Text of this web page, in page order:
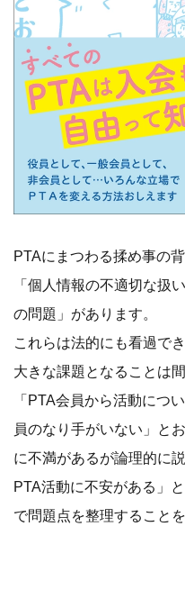
PTAにまつわる揉め事の
「個人情報の不適切な扱
の問題」があります。
これらは法的にも看過で
大きな課題となることは
「PTA会員から活動につ
員のなり手がいない」と
に不満があるが論理的に
PTA活動に不安がある」
で問題点を整理すること